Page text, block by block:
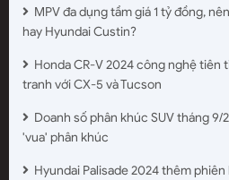
MPV đa dụng tầm giá 1 tỷ đồng,
hay Hyundai Custin?
Honda CR-V 2024 công nghệ tiên
tranh với CX-5 và Tucson
Doanh số phân khúc SUV tháng 9/
'vua' phân khúc
Hyundai Palisade 2024 thêm